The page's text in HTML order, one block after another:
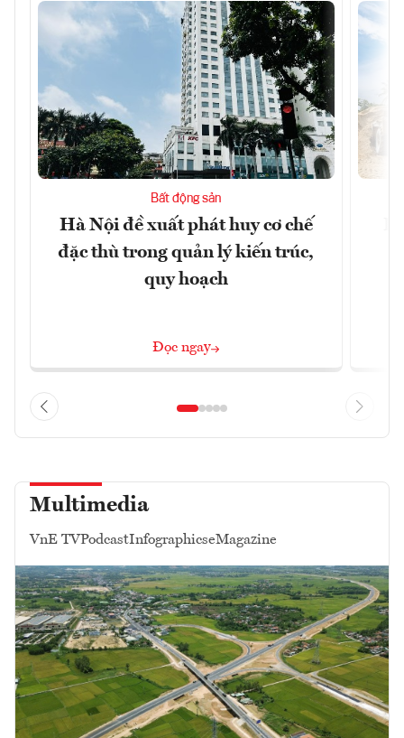
Bất động sản
Hà Nội đề xuất phát huy cơ chế
đặc thù trong quản lý kiến trúc,
quy hoạch
Đọc ngay
Multimedia
VnE TVPodcastInfographicseMagazine